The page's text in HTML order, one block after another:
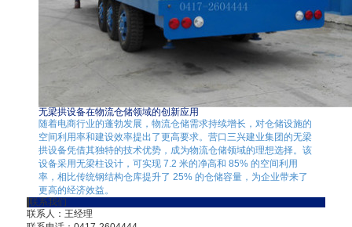
无梁拱设备在物流仓储领域的创新应用
随着电商行业的蓬勃发展，物流仓储需求持续增长，对仓储设施的
空间利用率和建设效率提出了更高要求。营口三兴建业集团的无梁
拱设备凭借其独特的技术优势，成为物流仓储领域的理想选择。该
设备采用无梁柱设计，可实现 7.2 米的净高和 85% 的空间利用
率，相比传统钢结构仓库提升了 25% 的仓储容量，为企业带来了
更高的经济效益。
联系我们
联系人：王经理